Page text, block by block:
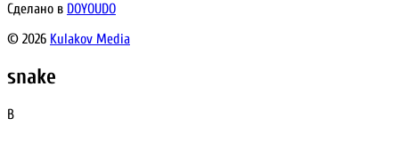
Сделано в DOYOUDO
© 2026 Kulakov Media
snake
В